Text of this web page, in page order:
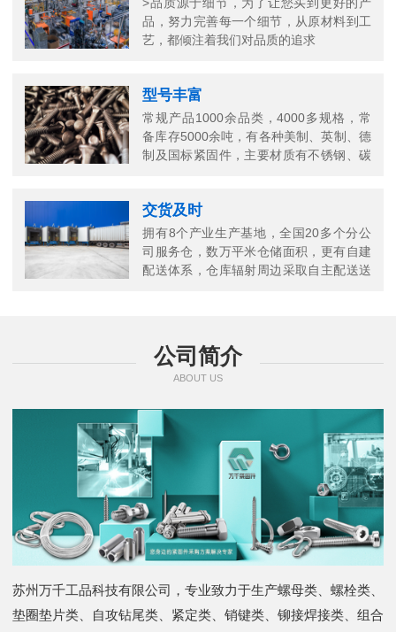
品，努力完善每一个细节，从原材料到工
艺，都倾注着我们对品质的追求
型号丰富
常规产品1000余品类，4000多规格，常
备库存5000余吨，有各种美制、英制、德
制及国标紧固件，主要材质有不锈钢、碳
交货及时
拥有8个产业生产基地，全国20多个分公
司服务仓，数万平米仓储面积，更有自建
配送体系，仓库辐射周边采取自主配送送
公司简介
ABOUT US
苏州万千工品科技有限公司，专业致力于生产螺母类、螺栓类、
垫圈垫片类、自攻钻尾类、紧定类、销键类、铆接焊接类、组合